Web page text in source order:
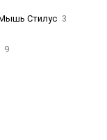
Стилус 3
9